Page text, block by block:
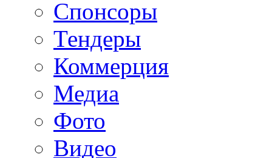
Спонсоры
Тендеры
Коммерция
Медиа
Фото
Видео